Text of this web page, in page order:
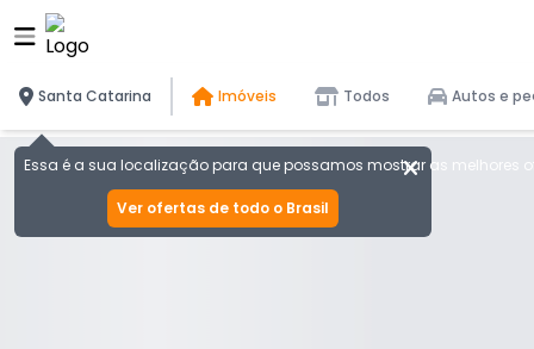
Santa Catarina
Essa é a sua localização para que possamos mostrar as melhores
Ver ofertas de todo o Brasil
Imóveis Todos Autos e